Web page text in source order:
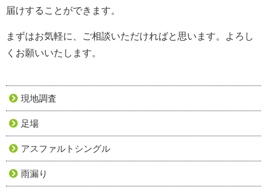
届けすることができます。
まずはお気軽に、ご相談いただければと思います。よろし
くお願いいたします。
現地調査
足場
アスファルトシングル
雨漏り